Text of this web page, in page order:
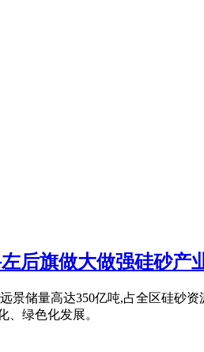
后旗做大做强硅砂产
景储量高达350亿吨,占全区硅砂
、绿色化发展。